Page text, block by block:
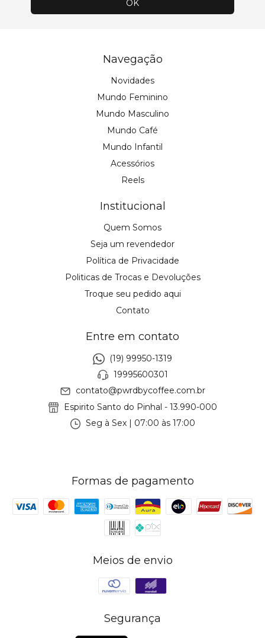
Navegação
Novidades
Mundo Feminino
Mundo Masculino
Mundo Café
Mundo Infantil
Acessórios
Reels
Institucional
Quem Somos
Seja um revendedor
Política de Privacidade
Politicas de Trocas e Devoluções
Troque seu pedido aqui
Contato
Entre em contato
(19) 99950-1319
19995600301
contato@pwrdbycoffee.com.br
Espirito Santo do Pinhal - 13.990-000
Seg à Sex | 07:00 às 17:00
Formas de pagamento
Meios de envio
Segurança